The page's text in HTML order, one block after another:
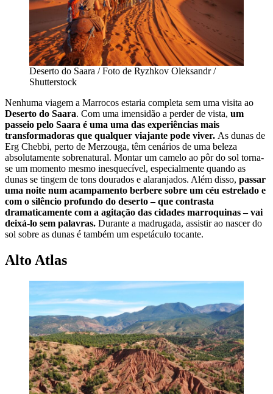
Deserto do Saara / Foto de Ryzhkov Oleksandr /
Shutterstock
Nenhuma viagem a Marrocos estaria completa sem uma visita ao
Deserto do Saara. Com uma imensidão a perder de vista, um
passeio pelo Saara é uma uma das experiências mais
transformadoras que qualquer viajante pode viver. As dunas de
Erg Chebbi, perto de Merzouga, têm cenários de uma beleza
absolutamente sobrenatural. Montar um camelo ao pôr do sol torna-
se um momento mesmo inesquecível, especialmente quando as
dunas se tingem de tons dourados e alaranjados. Além disso, passar
uma noite num acampamento berbere sobre um céu estrelado e
com o silêncio profundo do deserto – que contrasta
dramaticamente com a agitação das cidades marroquinas – vai
deixá-lo sem palavras. Durante a madrugada, assistir ao nascer do
sol sobre as dunas é também um espetáculo tocante.
Alto Atlas